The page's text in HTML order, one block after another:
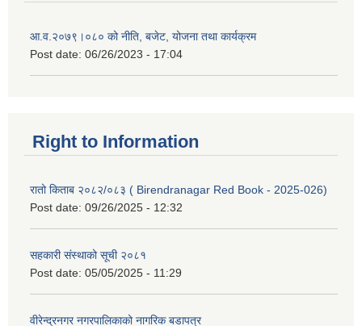
आ.व.२०७९।०८० को नीति, बजेट, योजना तथा कार्यक्रम
Post date: 06/26/2023 - 17:04
Right to Information
रातो किताब २०८२/०८३ ( Birendranagar Red Book - 2025-026)
Post date: 09/26/2025 - 12:32
सहकारी संस्थाको सूची २०८१
Post date: 05/05/2025 - 11:29
वीरेन्द्रनगर नगरपालिकाको नागरिक बडापत्र